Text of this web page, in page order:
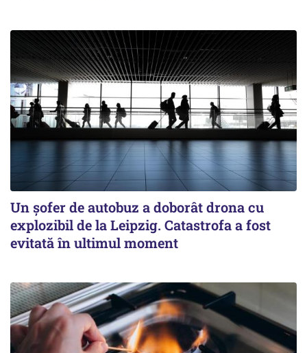
Un șofer de autobuz a doborât drona cu
explozibil de la Leipzig. Catastrofa a fost
evitată în ultimul moment